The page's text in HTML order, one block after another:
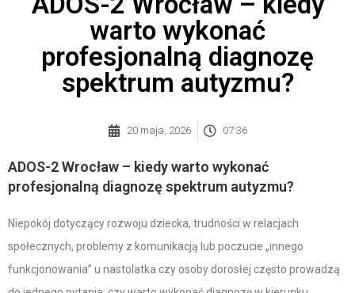
warto wykonać
profesjonalną diagnozę
spektrum autyzmu?
20 maja, 2026 07:36
ADOS-2 Wrocław – kiedy warto wykonać
profesjonalną diagnozę spektrum autyzmu?
Niepokój dotyczący rozwoju dziecka, trudności w relacjach
społecznych, problemy z komunikacją lub poczucie „innego
funkcjonowania” u nastolatka czy osoby dorosłej często prowadzą